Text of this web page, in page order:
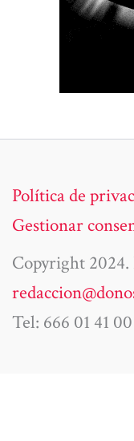
Política de
Gestionar
Copyright
Tel: 666 01 41 00